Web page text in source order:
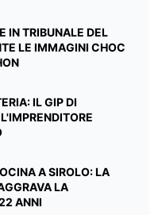
IN TRIBUNALE DEL
LE IMMAGINI CHOC
IL GIP DI
A SIROLO: LA
LA
ANNI